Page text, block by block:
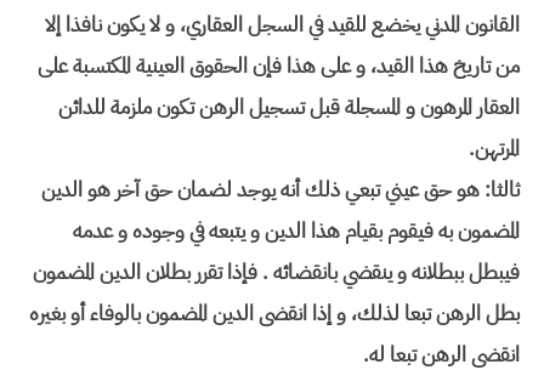
القانون المدني يخضع للقيد في السجل العقاري، و لا يكون نافذا إلا
من تاريخ هذا القيد، و على هذا فإن الحقوق العينية المكتسبة على
العقار المرهون و المسجلة قبل تسجيل الرهن تكون ملزمة للدائن
المرتهن.
ثالثا: هو حق عيني تبعي ذلك أنه يوجد لضمان حق آخر هو الدين
المضمون به فيقوم بقيام هذا الدين و يتبعه في وجوده و عدمه
فيبطل ببطلانه و ينقضي بانقضائه . فإذا تقرر بطلان الدين المضمون
بطل الرهن تبعا لذلك، و إذا انقضى الدين المضمون بالوفاء أو بغيره
انقضى الرهن تبعا له.